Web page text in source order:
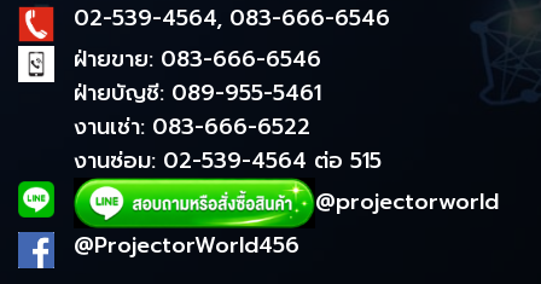
02-539-4564, 083-666-6546
ฝ่ายขาย: 083-666-6546
ฝ่ายบัญชี: 089-955-5461
งานเช่า: 083-666-6522
งานซ่อม: 02-539-4564 ต่อ 515
@projectorworld
@ProjectorWorld456